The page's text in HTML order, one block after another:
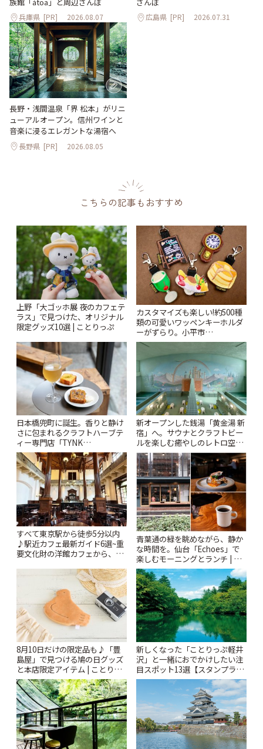
兵庫県 [PR] 2026.08.07 広島県 [PR] 2026.07.31
長野・浅間温泉「界 松本」がリニ
ューアルオープン。信州ワインと
音楽に浸るエレガントな湯宿へ
長野県 [PR] 2026.08.05
こちらの記事もおすすめ
上野「大ゴッホ展 夜のカフェテ
ラス」で見つけた、オリジナル
限定グッズ10選 | ことりっぷ
カスタマイズも楽しい!約500種
類の可愛いワッペンキーホルダ
ーがずらり。小平市
「Kimamaya T&K」 | ことりっ
日本橋兜町に誕生。香りと静け
さに包まれるクラフトハーブテ
ィー専門店「TYNK
Kabutocho」 | ことりっぷ
新オープンした銭湯「黄金湯 新
宿」へ。サウナとクラフトビー
ルを楽しむ癒やしのレトロ空間
| ことりっぷ
すべて東京駅から徒歩5分以内
♪駅近カフェ最新ガイド6選~重
要文化財の洋館カフェから、改
青葉通の緑を眺めながら、静か
な時間を。仙台「Echoes」で
楽しむモーニングとランチ | こ
とりっぷ
8月10日だけの限定品も♪「豊
島屋」で見つける鳩の日グッズ
と本店限定アイテム | ことりっ
ぷ
新しくなった「ことりっぷ軽井
沢」と一緒におでかけしたい注
目スポット13選【スタンプラリ
ー開催中】 | ことりっぷ